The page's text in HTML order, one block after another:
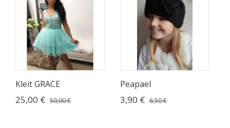
Kleit GRACE
25,00 € 50,00 €
Peapael
3,90 € 6,50 €